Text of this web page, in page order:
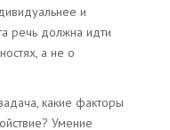
и
речь должна идти
а не о
какие факторы
Умение